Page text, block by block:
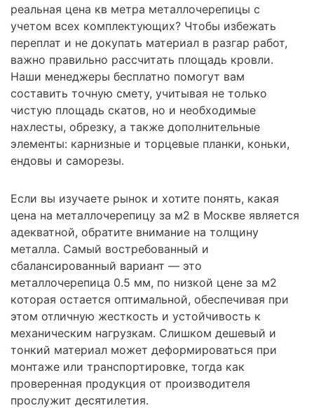
реальная цена кв метра металлочерепицы с
учетом всех комплектующих? Чтобы избежать
переплат и не докупать материал в разгар работ,
важно правильно рассчитать площадь кровли.
Наши менеджеры бесплатно помогут вам
составить точную смету, учитывая не только
чистую площадь скатов, но и необходимые
нахлесты, обрезку, а также дополнительные
элементы: карнизные и торцевые планки, коньки,
ендовы и саморезы.
Если вы изучаете рынок и хотите понять, какая
цена на металлочерепицу за м2 в Москве является
адекватной, обратите внимание на толщину
металла. Самый востребованный и
сбалансированный вариант — это
металлочерепица 0.5 мм, по низкой цене за м2
которая остается оптимальной, обеспечивая при
этом отличную жесткость и устойчивость к
механическим нагрузкам. Слишком дешевый и
тонкий материал может деформироваться при
монтаже или транспортировке, тогда как
проверенная продукция от производителя
прослужит десятилетия.